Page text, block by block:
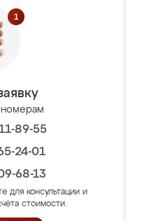
номерам
89-55
24-01
68-13
для консультации и
стоимости.